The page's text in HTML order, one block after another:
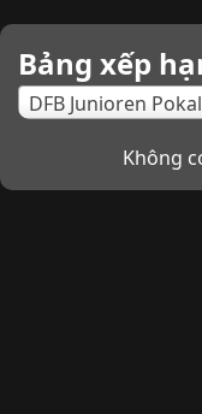
Bảng xếp
DFB Junioren Pokal
Không